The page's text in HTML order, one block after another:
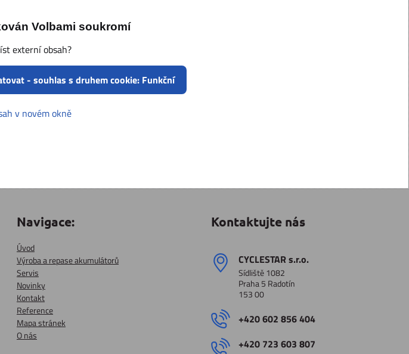
Volbami soukromí
externí obsah?
- souhlas s druhem cookie: Funkční
v novém okně
Navigace:
Úvod
Výroba a repase akumulátorů
Servis
Novinky
Kontakt
Reference
Mapa stránek
O nás
Kontaktujte nás
CYCLESTAR s​.r​.o​.
Sídliště 1082
Praha 5 Radotín
153 00
+420 602 856 404
+420 723 603 807